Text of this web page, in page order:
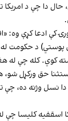
دا چې د امریکا
کې ادعا کړې وه:
پوستي) د حکومت له
کوي. کله چې له
حق ورکړل
نسل‌ وژنه ده، چې
اسقفیه کلیسا چې